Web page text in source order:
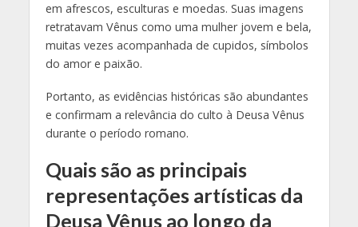
em afrescos, esculturas e moedas. Suas imagens
retratavam Vênus como uma mulher jovem e bela,
muitas vezes acompanhada de cupidos, símbolos
do amor e paixão.
Portanto, as evidências históricas são abundantes
e confirmam a relevância do culto à Deusa Vênus
durante o período romano.
Quais são as principais
representações artísticas da
Deusa Vênus ao longo da